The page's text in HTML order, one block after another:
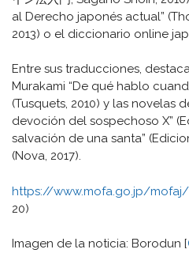
al Derecho japonés actual”
2013) o el diccionario online
Entre sus traducciones,
Murakami “De qué hablo
(Tusquets, 2010) y las novelas
devoción del sospechoso X”
salvación de una santa”
(Nova, 2017).
https://www.mofa.go.jp/
20)
Imagen de la noticia: Borodun [